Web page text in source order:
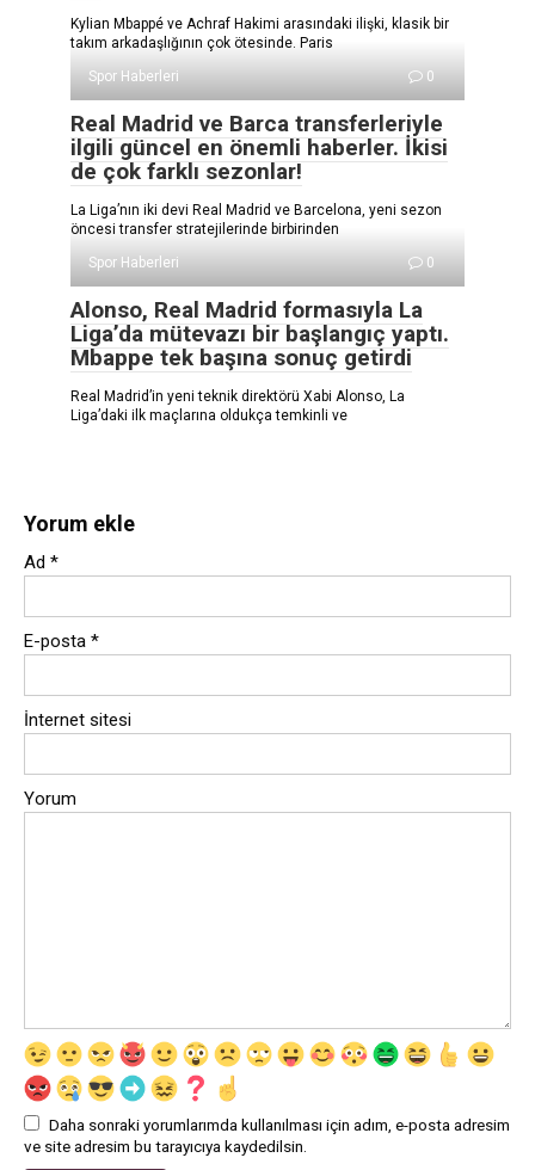
Kylian Mbappé ve Achraf Hakimi arasındaki ilişki, klasik bir
takım arkadaşlığının çok ötesinde. Paris
Spor Haberleri
0
Real Madrid ve Barca transferleriyle
ilgili güncel en önemli haberler. İkisi
de çok farklı sezonlar!
La Liga’nın iki devi Real Madrid ve Barcelona, yeni sezon
öncesi transfer stratejilerinde birbirinden
Spor Haberleri
0
Alonso, Real Madrid formasıyla La
Liga’da mütevazı bir başlangıç ​​yaptı.
Mbappe tek başına sonuç getirdi
Real Madrid’in yeni teknik direktörü Xabi Alonso, La
Liga’daki ilk maçlarına oldukça temkinli ve
Yorum ekle
Ad *
E-posta *
İnternet sitesi
Yorum
Daha sonraki yorumlarımda kullanılması için adım, e-posta adresim
ve site adresim bu tarayıcıya kaydedilsin.